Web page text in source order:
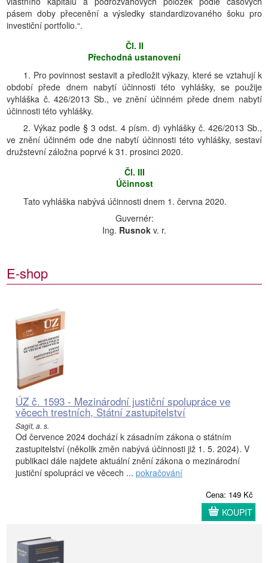
pásem doby přecenění a výsledky standardizovaného šoku pro
investiční portfolio.“.
Čl. II
Přechodná ustanovení
1. Pro povinnost sestavit a předložit výkazy, které se vztahují k
období přede dnem nabytí účinnosti této vyhlášky, se použije
vyhláška č. 426/2013 Sb., ve znění účinném přede dnem nabytí
účinnosti této vyhlášky.
2. Výkaz podle § 3 odst. 4 písm. d) vyhlášky č. 426/2013 Sb.,
ve znění účinném ode dne nabytí účinnosti této vyhlášky, sestaví
družstevní záložna poprvé k 31. prosinci 2020.
Čl. III
Účinnost
Tato vyhláška nabývá účinnosti dnem 1. června 2020.
Guvernér:
Ing. Rusnok v. r.
E-shop
ÚZ č. 1593 - Mezinárodní justiční spolupráce ve
věcech trestních, Státní zastupitelství
Sagit, a. s.
Od července 2024 dochází k zásadním zákona o státním
zastupitelství (několik změn nabývá účinnosti již 1. 5. 2024). V
publikaci dále najdete aktuální znění zákona o mezinárodní
justiční spolupráci ve věcech ... pokračování
Cena: 149 Kč
KOUPIT